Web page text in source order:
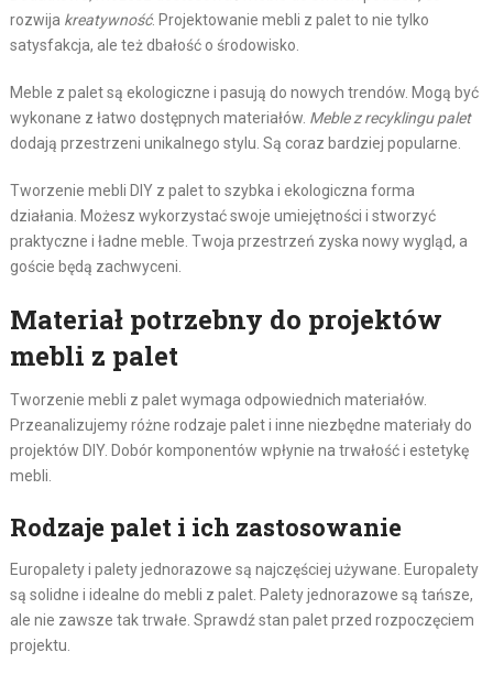
rozwija kreatywność. Projektowanie mebli z palet to nie tylko
satysfakcja, ale też dbałość o środowisko.
Meble z palet są ekologiczne i pasują do nowych trendów. Mogą być
wykonane z łatwo dostępnych materiałów. Meble z recyklingu palet
dodają przestrzeni unikalnego stylu. Są coraz bardziej popularne.
Tworzenie mebli DIY z palet to szybka i ekologiczna forma
działania. Możesz wykorzystać swoje umiejętności i stworzyć
praktyczne i ładne meble. Twoja przestrzeń zyska nowy wygląd, a
goście będą zachwyceni.
Materiał potrzebny do projektów
mebli z palet
Tworzenie mebli z palet wymaga odpowiednich materiałów.
Przeanalizujemy różne rodzaje palet i inne niezbędne materiały do
projektów DIY. Dobór komponentów wpłynie na trwałość i estetykę
mebli.
Rodzaje palet i ich zastosowanie
Europalety i palety jednorazowe są najczęściej używane. Europalety
są solidne i idealne do mebli z palet. Palety jednorazowe są tańsze,
ale nie zawsze tak trwałe. Sprawdź stan palet przed rozpoczęciem
projektu.